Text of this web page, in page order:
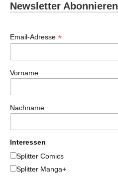
Newsletter Abonnieren
Email-Adresse *
Vorname
Nachname
Interessen
Splitter Comics
Splitter Manga+